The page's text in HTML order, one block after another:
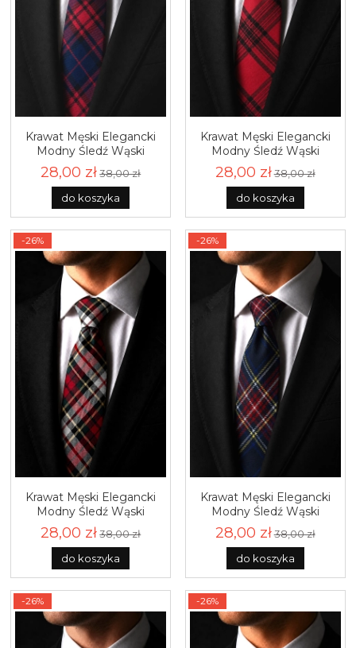
Krawat Męski Elegancki
Modny Śledź Wąski
Granatowy w Kratę G783
28,00 zł 38,00 zł
do koszyka
Krawat Męski Elegancki
Modny Śledź Wąski
Czerwony w Kratę G784
28,00 zł38,00 zł
do koszyka
Krawat Męski Elegancki
Modny Śledź Wąski
Czerwony w Kratę G785
28,00 zł 38,00 zł
do koszyka
-26%
Krawat Męski Elegancki
Modny Śledź Wąski
Granatowy w Kratę G786
28,00 zł38,00 zł
do koszyka
-26%
-26% -26%